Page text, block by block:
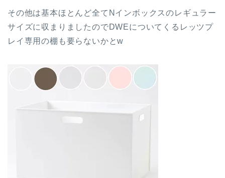
その他は基本ほとんど全てNインボックスのレギュラー
サイズに収まりましたのでDWEについてくるレッツプ
レイ専用の棚も要らないかとw